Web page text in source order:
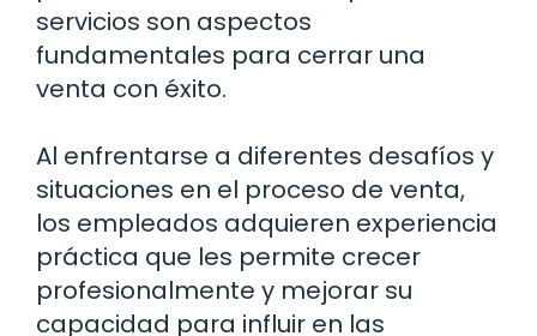
servicios son aspectos
fundamentales para cerrar una
venta con éxito.
Al enfrentarse a diferentes desafíos y
situaciones en el proceso de venta,
los empleados adquieren experiencia
práctica que les permite crecer
profesionalmente y mejorar su
capacidad para influir en las